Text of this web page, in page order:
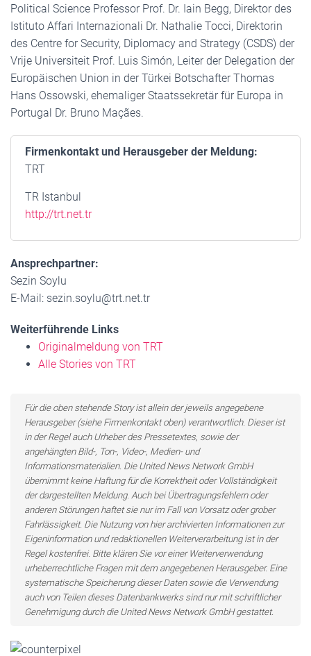
Political Science Professor Prof. Dr. Iain Begg, Direktor des
Istituto Affari Internazionali Dr. Nathalie Tocci, Direktorin
des Centre for Security, Diplomacy and Strategy (CSDS) der
Vrije Universiteit Prof. Luis Simón, Leiter der Delegation der
Europäischen Union in der Türkei Botschafter Thomas
Hans Ossowski, ehemaliger Staatssekretär für Europa in
Portugal Dr. Bruno Maçães.
Firmenkontakt und Herausgeber der Meldung:
TRT
TR Istanbul
http://trt.net.tr
Ansprechpartner:
Sezin Soylu
E-Mail: sezin.soylu@trt.net.tr
Weiterführende Links
Originalmeldung von TRT
Alle Stories von TRT
Für die oben stehende Story ist allein der jeweils angegebene
Herausgeber (siehe Firmenkontakt oben) verantwortlich. Dieser ist
in der Regel auch Urheber des Pressetextes, sowie der
angehängten Bild-, Ton-, Video-, Medien- und
Informationsmaterialien. Die United News Network GmbH
übernimmt keine Haftung für die Korrektheit oder Vollständigkeit
der dargestellten Meldung. Auch bei Übertragungsfehlern oder
anderen Störungen haftet sie nur im Fall von Vorsatz oder grober
Fahrlässigkeit. Die Nutzung von hier archivierten Informationen zur
Eigeninformation und redaktionellen Weiterverarbeitung ist in der
Regel kostenfrei. Bitte klären Sie vor einer Weiterverwendung
urheberrechtliche Fragen mit dem angegebenen Herausgeber. Eine
systematische Speicherung dieser Daten sowie die Verwendung
auch von Teilen dieses Datenbankwerks sind nur mit schriftlicher
Genehmigung durch die United News Network GmbH gestattet.